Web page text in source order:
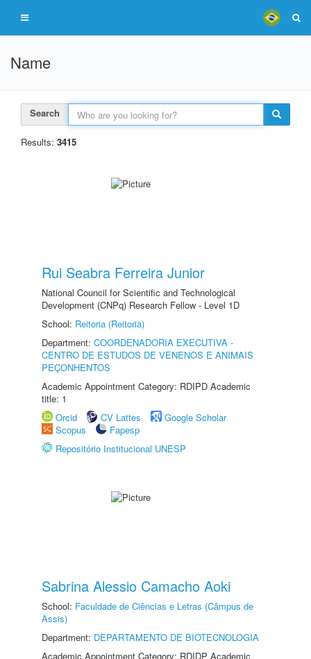
Name
Search
Results: 3415
Rui Seabra Ferreira Junior
National Council for Scientific and Technological
Development (CNPq) Research Fellow - Level 1D
School: Reitoria (Reitoria)
Department: COORDENADORIA EXECUTIVA -
CENTRO DE ESTUDOS DE VENENOS E ANIMAIS
PEÇONHENTOS
Academic Appointment Category: RDIPD Academic
title: 1
Orcid
CV Lattes
Google Scholar
Scopus
Fapesp
Repositório Institucional UNESP
Sabrina Alessio Camacho Aoki
School: Faculdade de Ciências e Letras (Câmpus de
Assis)
Department: DEPARTAMENTO DE BIOTECNOLOGIA
Academic Appointment Category: RDIDP Academic